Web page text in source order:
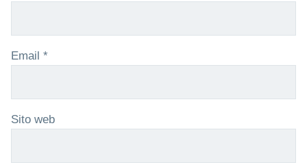
Email *
Sito web